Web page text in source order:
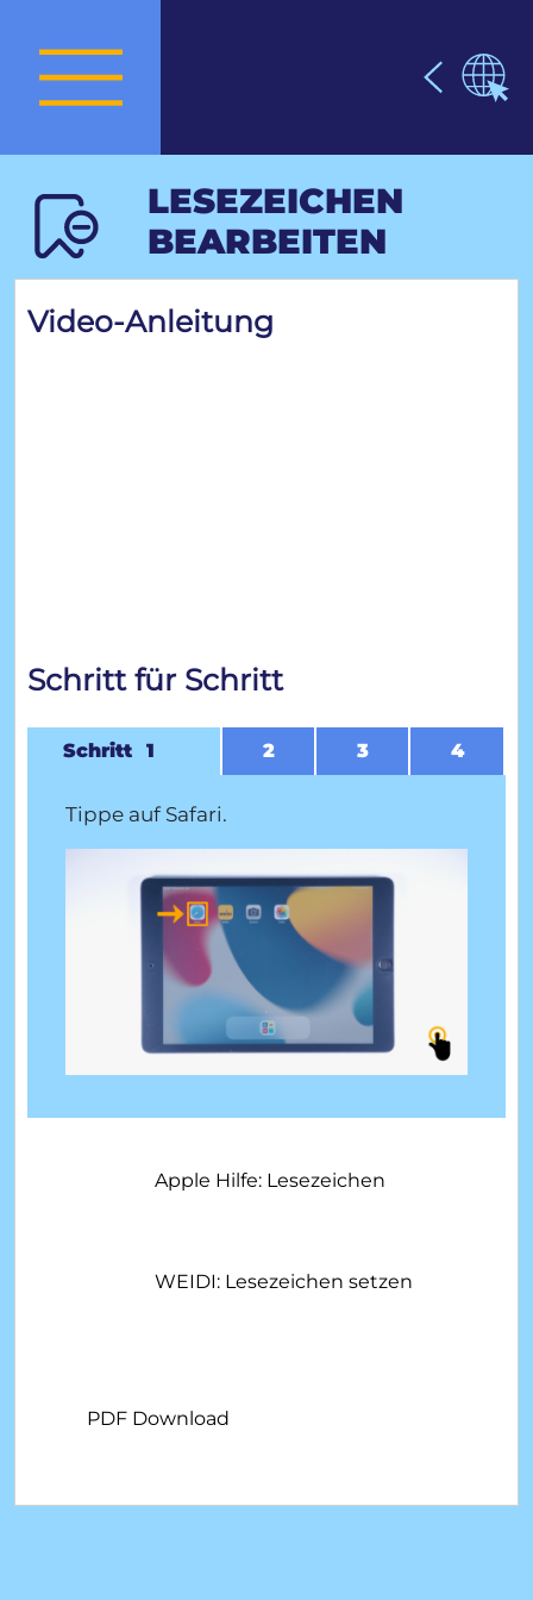
LESEZEICHEN
BEARBEITEN
Video-Anleitung
Schritt für Schritt
1 2 3 4
Tippe auf Safari.
Apple Hilfe: Lesezeichen
WEIDI: Lesezeichen setzen
PDF Download